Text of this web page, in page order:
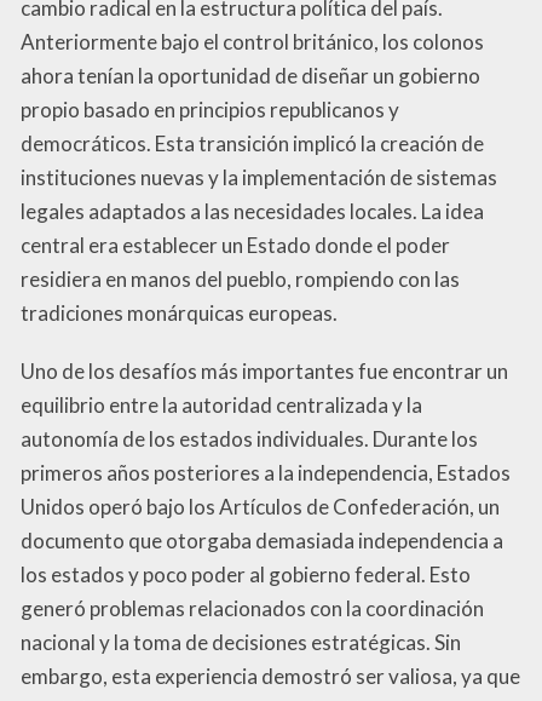
cambio radical en la estructura política del país.
Anteriormente bajo el control británico, los colonos
ahora tenían la oportunidad de diseñar un gobierno
propio basado en principios republicanos y
democráticos. Esta transición implicó la creación de
instituciones nuevas y la implementación de sistemas
legales adaptados a las necesidades locales. La idea
central era establecer un Estado donde el poder
residiera en manos del pueblo, rompiendo con las
tradiciones monárquicas europeas.
Uno de los desafíos más importantes fue encontrar un
equilibrio entre la autoridad centralizada y la
autonomía de los estados individuales. Durante los
primeros años posteriores a la independencia, Estados
Unidos operó bajo los Artículos de Confederación, un
documento que otorgaba demasiada independencia a
los estados y poco poder al gobierno federal. Esto
generó problemas relacionados con la coordinación
nacional y la toma de decisiones estratégicas. Sin
embargo, esta experiencia demostró ser valiosa, ya que